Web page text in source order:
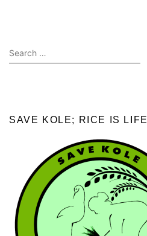
Search
for:
SAVE KOLE; RICE IS LIFE